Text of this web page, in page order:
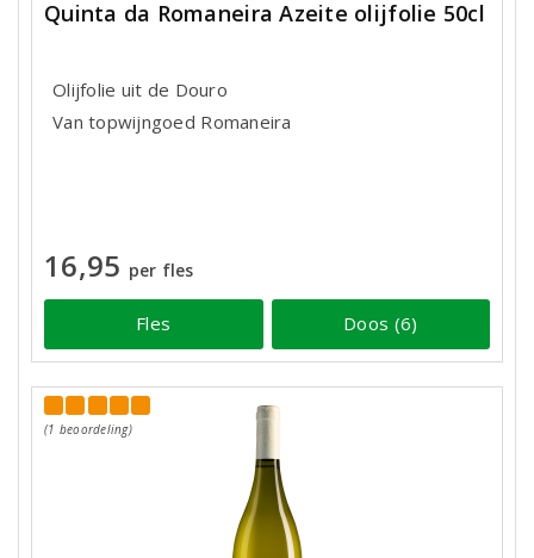
Quinta da Romaneira Azeite olijfolie 50cl
Olijfolie uit de Douro
Van topwijngoed Romaneira
16,95 per fles
Fles Doos (6)
(1 beoordeling)